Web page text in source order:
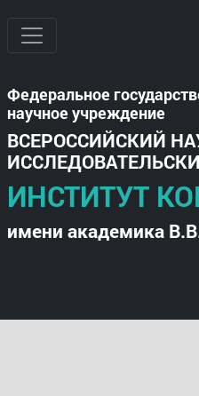
Федеральное
научное учреждение
ВСЕРОССИЙСКИЙ
ИНСТИТУТ
имени академика